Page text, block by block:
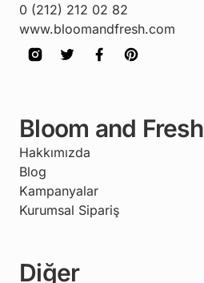
0 (212) 212 02 82
www.bloomandfresh.com
Bloom and Fresh
Hakkımızda
Blog
Kampanyalar
Kurumsal Sipariş
Diğer